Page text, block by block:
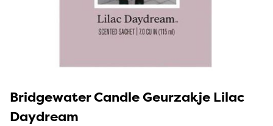
Bridgewater Candle Geurzakje Lilac
Daydream